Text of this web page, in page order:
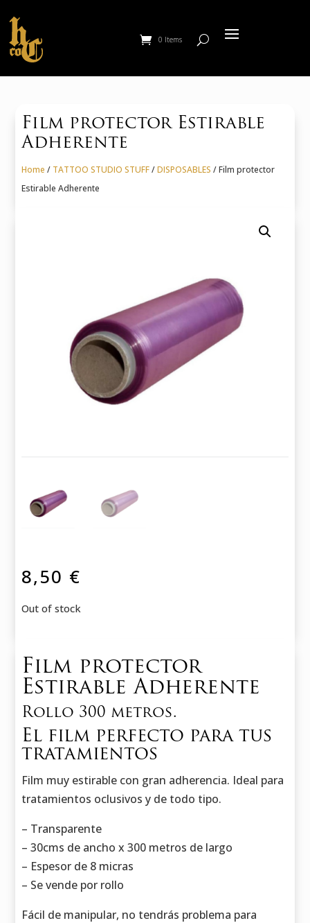
0 Items
Film protector Estirable
Adherente
Home / TATTOO STUDIO STUFF/DISPOSABLES / Film protector
Estirable Adherente
8,50 €
Out of stock
Film protector
Estirable Adherente
Rollo 300 metros.
El film perfecto para tus
tratamientos
Film muy estirable con gran adherencia. Ideal para
tratamientos oclusivos y de todo tipo.
– Transparente
– 30cms de ancho x 300 metros de largo
– Espesor de 8 micras
– Se vende por rollo
Fácil de manipular, no tendrás problema para